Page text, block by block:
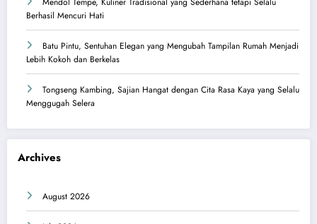
Berhasil Mencuri Hati
Batu Pintu, Sentuhan Elegan yang Mengubah Tampilan Rumah Menjadi
Lebih Kokoh dan Berkelas
Tongseng Kambing, Sajian Hangat dengan Cita Rasa Kaya yang Selalu
Menggugah Selera
Archives
August 2026